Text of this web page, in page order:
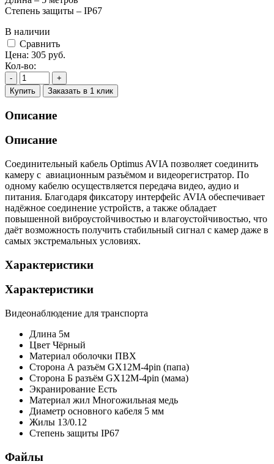
Степень защиты – IP67
В наличии
Cравнить
Цена: 305 руб.
Кол-во:
-
+
Купить
Заказать в 1 клик
Описание
Описание
Соединительный кабель Optimus AVIA позволяет соединить
камеру с авиационным разъёмом и видеорегистратор. По
одному кабелю осуществляется передача видео, аудио и
питания. Благодаря фиксатору интерфейс AVIA обеспечивает
надёжное соединение устройств, а также обладает
повышенной виброустойчивостью и влагоустойчивостью, что
даёт возможность получить стабильный сигнал с камер даже в
самых экстремальных условиях.
Характеристики
Характеристики
Видеонаблюдение для транспорта
Длина 5м
Цвет Чёрный
Материал оболочки ПВХ
Сторона А разъём GX12M-4pin (папа)
Сторона Б разъём GX12M-4pin (мама)
Экранирование Есть
Материал жил Многожильная медь
Диаметр основного кабеля 5 мм
Жилы 13/0.12
Степень защиты IP67
Файлы